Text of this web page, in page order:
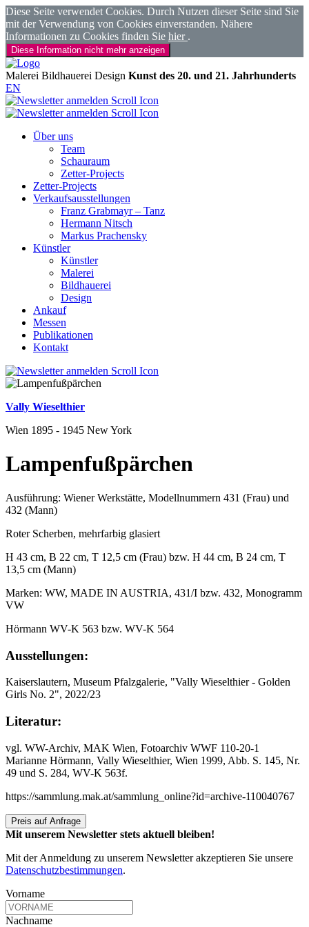
Diese Seite verwendet Cookies. Durch Nutzen dieser Seite sind Sie
mit der Verwendung von Cookies einverstanden. Nähere
Informationen zu Cookies finden Sie hier .
Diese Information nicht mehr anzeigen
Malerei Bildhauerei Design Kunst des 20. und 21. Jahrhunderts
EN
Über uns
Team
Schauraum
Zetter-Projects
Zetter-Projects
Verkaufsausstellungen
Franz Grabmayr – Tanz
Hermann Nitsch
Markus Prachensky
Künstler
Künstler
Malerei
Bildhauerei
Design
Ankauf
Messen
Publikationen
Kontakt
Vally Wieselthier
Wien 1895 - 1945 New York
Lampenfußpärchen
Ausführung: Wiener Werkstätte, Modellnummern 431 (Frau) und
432 (Mann)
Roter Scherben, mehrfarbig glasiert
H 43 cm, B 22 cm, T 12,5 cm (Frau) bzw. H 44 cm, B 24 cm, T
13,5 cm (Mann)
Marken: WW, MADE IN AUSTRIA, 431/I bzw. 432, Monogramm
VW
Hörmann WV-K 563 bzw. WV-K 564
Ausstellungen:
Kaiserslautern, Museum Pfalzgalerie, "Vally Wieselthier - Golden
Girls No. 2", 2022/23
Literatur:
vgl. WW-Archiv, MAK Wien, Fotoarchiv WWF 110-20-1
Marianne Hörmann, Vally Wieselthier, Wien 1999, Abb. S. 145, Nr.
49 und S. 284, WV-K 563f.
https://sammlung.mak.at/sammlung_online?id=archive-110040767
Preis auf Anfrage
Mit unserem Newsletter stets aktuell bleiben!
Mit der Anmeldung zu unserem Newsletter akzeptieren Sie unsere
Datenschutzbestimmungen.
Vorname
Nachname